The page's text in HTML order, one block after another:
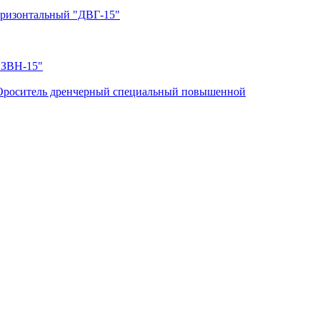
"ДВГ-15"
15"
дренчерный специальный повышенной